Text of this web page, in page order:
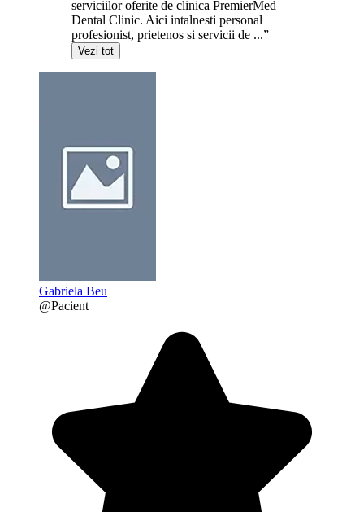
serviciilor oferite de clinica PremierMed
Dental Clinic. Aici intalnesti personal
profesionist, prietenos si servicii de ...”
Vezi tot
Gabriela Beu
@Pacient